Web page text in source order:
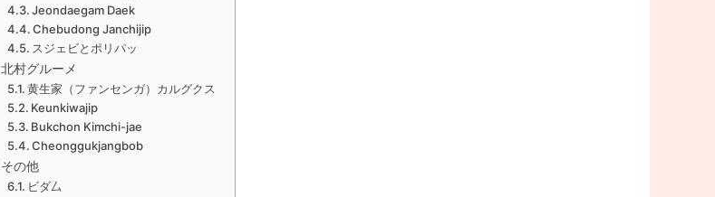
Jeondaegam Daek
Chebudong Janchijip
スジェビとポリパッ
北村グルーメ
黄生家（ファンセンガ）カルグクス
Keunkiwajip
Bukchon Kimchi-jae
Cheonggukjangbob
その他
ビダ厶